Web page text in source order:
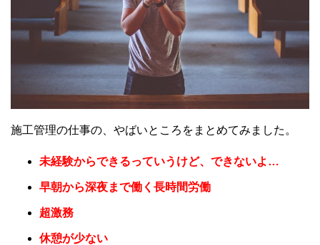
施工管理の仕事の、やばいところをまとめてみました。
未経験からできるっていうけど、できないよ…
早朝から深夜まで働く長時間労働
超激務
休憩が少ない